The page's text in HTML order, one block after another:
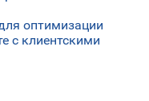
оптимизации
с клиентскими